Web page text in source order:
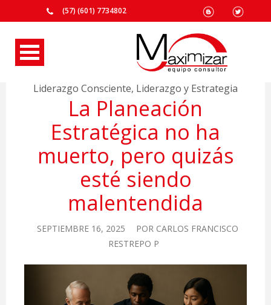
(57) (601) 7734802
Liderazgo Consciente, Liderazgo y Estrategia
La Planeación
Estratégica no ha
muerto, pero quizás
esté siendo
malentendida
SEPTIEMBRE 16, 2025 POR CARLOS FRANCISCO
RESTREPO P